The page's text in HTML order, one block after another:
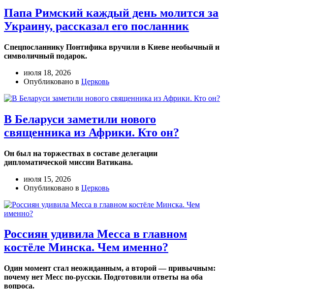
Папа Римский каждый день молится за
Украину, рассказал его посланник
Спецпосланнику Понтифика вручили в Киеве необычный и
символичный подарок.
июля 18, 2026
Опубликовано в Церковь
В Беларуси заметили нового
священника из Африки. Кто он?
Он был на торжествах в составе делегации
дипломатической миссии Ватикана.
июля 15, 2026
Опубликовано в Церковь
Россиян удивила Месса в главном
костёле Минска. Чем именно?
Один момент стал неожиданным, а второй — привычным:
почему нет Месс по-русски. Подготовили ответы на оба
вопроса.